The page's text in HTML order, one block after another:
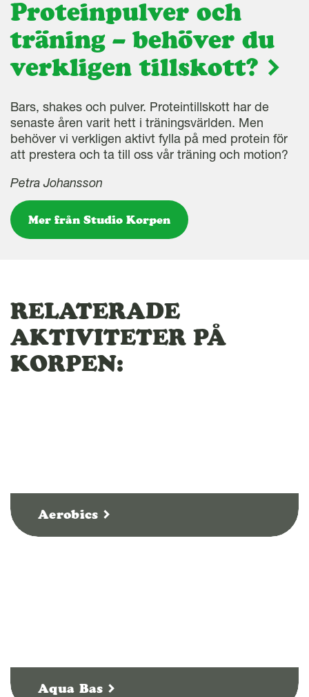
Proteinpulver och
träning – behöver du
verkligen tillskott?
Bars, shakes och pulver. Proteintillskott har de
senaste åren varit hett i träningsvärlden. Men
behöver vi verkligen aktivt fylla på med protein för
att prestera och ta till oss vår träning och motion?
Petra Johansson
Mer från Studio Korpen
RELATERADE
AKTIVITETER PÅ
KORPEN:
Aerobics
Aqua Bas